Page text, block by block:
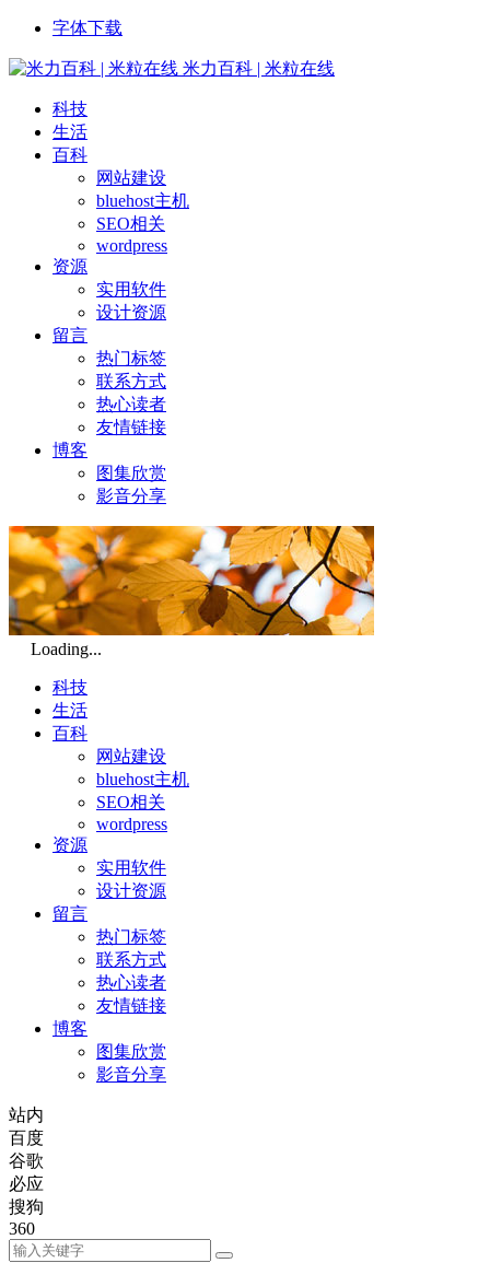
字体下载
米力百科 | 米粒在线
科技
生活
百科
网站建设
bluehost主机
SEO相关
wordpress
资源
实用软件
设计资源
留言
热门标签
联系方式
热心读者
友情链接
博客
图集欣赏
影音分享
Loading...
科技
生活
百科
网站建设
bluehost主机
SEO相关
wordpress
资源
实用软件
设计资源
留言
热门标签
联系方式
热心读者
友情链接
博客
图集欣赏
影音分享
站内
百度
谷歌
必应
搜狗
360